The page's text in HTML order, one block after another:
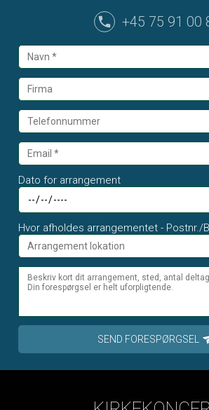
+45 75 91 00
Dato for arrangement
Hvor afholdes arrangementet - Postnr./
SEND FORESPØRGSEL